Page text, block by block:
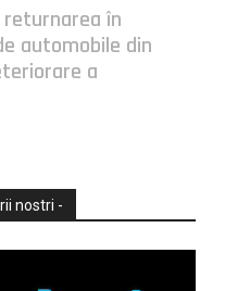
în
automobile din
a
nostri -